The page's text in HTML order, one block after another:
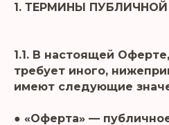
1. ТЕРМИНЫ
1.1. В настоящей
требует иного,
имеют следующие
● «Оферта» —